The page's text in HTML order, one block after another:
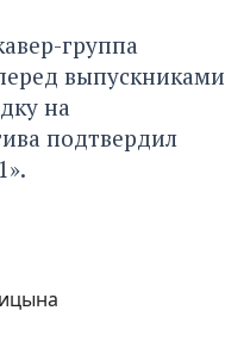
группа
выпускниками
на
подтвердил